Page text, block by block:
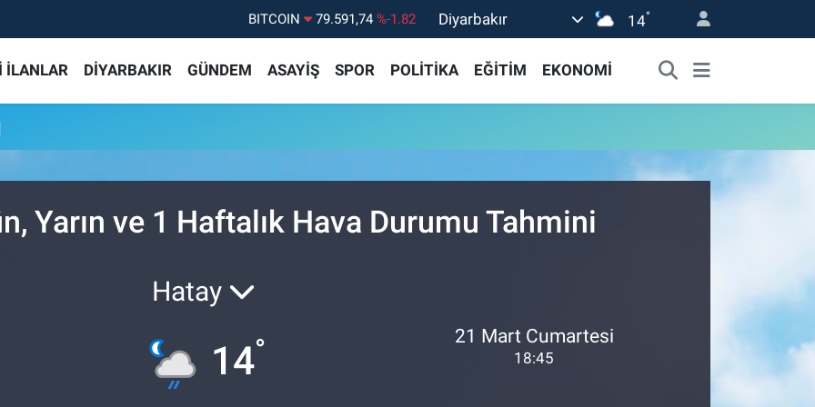
BITCOIN 79.591,74 %-1.82
G.ALTIN
BİST100 14.598,00 %0
Diyarbakır 14°
İLANLAR DİYARBAKIR GÜNDEM ASAYİŞ SPOR POLİTİKA EĞİTİM EKONOMİ
Yarın ve 1 Haftalık Hava Durumu Tahmini
Hatay
14° 21 Mart Cumartesi
18:45